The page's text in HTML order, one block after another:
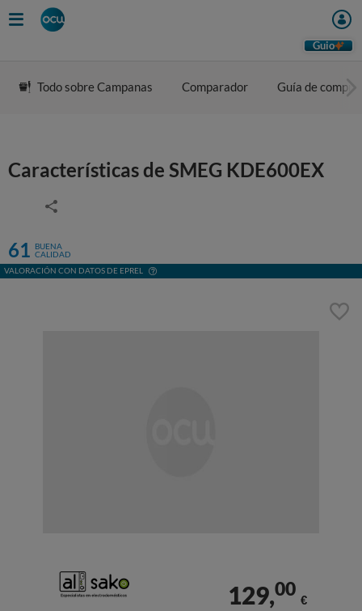
Guio
Todo sobre Campanas Comparador Guía de compra
Características de SMEG KDE600EX
61 BUENA
CALIDAD
VALORACIÓN CON DATOS DE EPREL
129,00
€